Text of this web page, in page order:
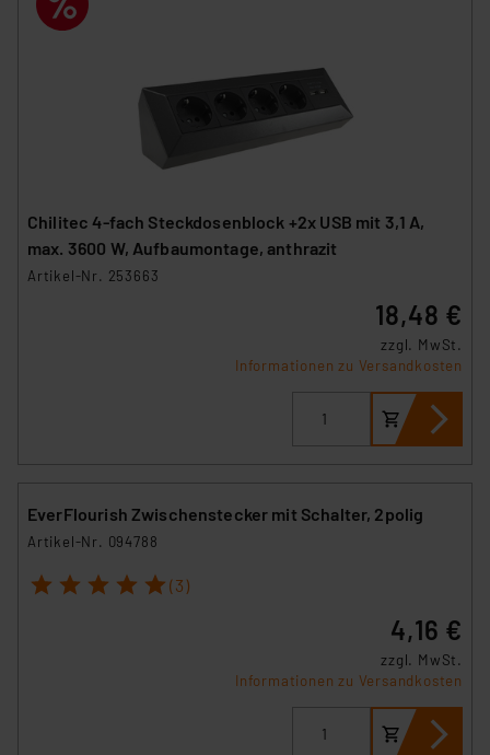
Chilitec 4-fach Steckdosenblock +2x USB mit 3,1 A,
max. 3600 W, Aufbaumontage, anthrazit
Artikel-Nr. 253663
18,48 €
zzgl. MwSt.
Informationen zu Versandkosten
EverFlourish Zwischenstecker mit Schalter, 2polig
Artikel-Nr. 094788
1 2 3 4 5 (3)
4,16 €
zzgl. MwSt.
Informationen zu Versandkosten